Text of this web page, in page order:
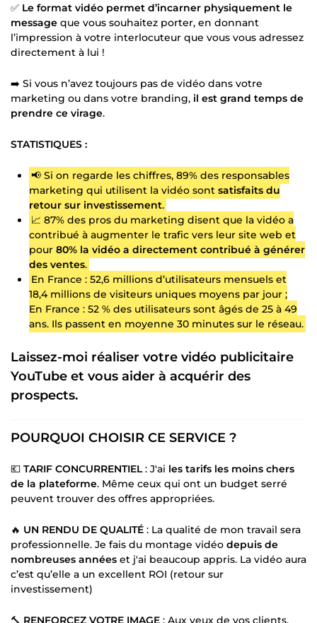
✅ Le format vidéo permet d’incarner physiquement le
message que vous souhaitez porter, en donnant
l’impression à votre interlocuteur que vous vous adressez
directement à lui !
➡️ Si vous n’avez toujours pas de vidéo dans votre
marketing ou dans votre branding, il est grand temps de
prendre ce virage.
STATISTIQUES :
📢 Si on regarde les chiffres, 89% des responsables
marketing qui utilisent la vidéo sont satisfaits du
retour sur investissement.
📈 87% des pros du marketing disent que la vidéo a
contribué à augmenter le trafic vers leur site web et
pour 80% la vidéo a directement contribué à générer
des ventes.
En France : 52,6 millions d’utilisateurs mensuels et
18,4 millions de visiteurs uniques moyens par jour ;
En France : 52 % des utilisateurs sont âgés de 25 à 49
ans. Ils passent en moyenne 30 minutes sur le réseau.
Laissez-moi réaliser votre vidéo publicitaire
YouTube et vous aider à acquérir des
prospects.
POURQUOI CHOISIR CE SERVICE ?
💶 TARIF CONCURRENTIEL: J'ai les tarifs les moins chers
de la plateforme. Même ceux qui ont un budget serré
peuvent trouver des offres appropriées.
🔥 UN RENDU DE QUALITÉ : La qualité de mon travail sera
professionnelle. Je fais du montage vidéo depuis de
nombreuses années et j'ai beaucoup appris. La vidéo aura
c’est qu’elle a un excellent ROI (retour sur
investissement)
🔨 RENFORCEZ VOTRE IMAGE : Aux yeux de vos clients,